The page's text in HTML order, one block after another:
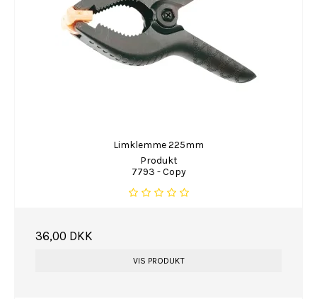
Limklemme 225mm
Produkt
7793 - Copy
36,00 DKK
VIS PRODUKT